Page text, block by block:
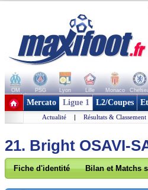
OM PSG Lyon Lille Monaco
+ de clubs
Mercato Ligue 1 L2/Coupes
Actualité | Résultats & Classement
21. Bright OSAVI-
Fiche d'identité Bilan et Matchs